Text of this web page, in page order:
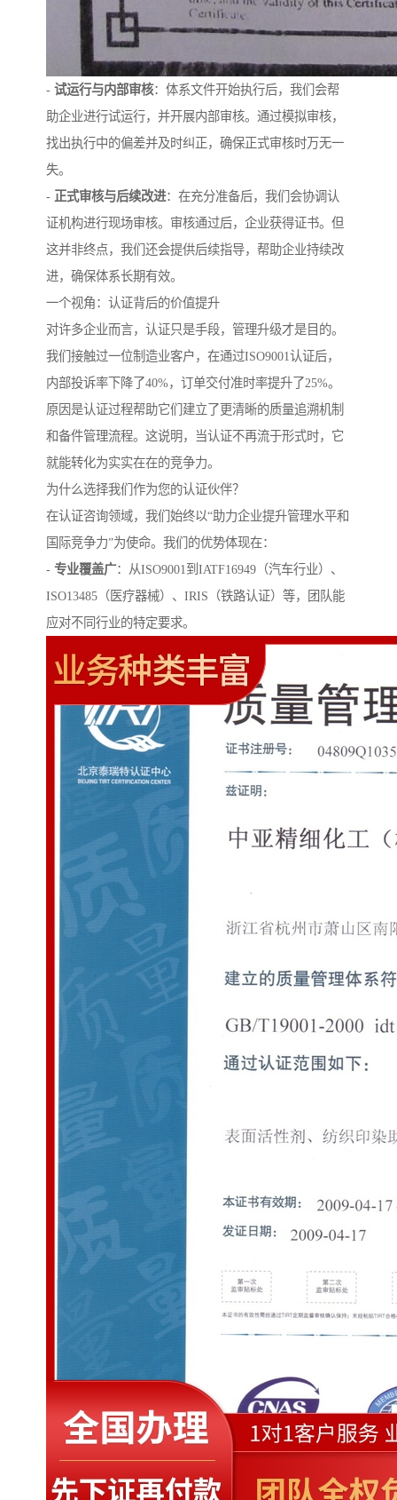
- 试运行与内部审核：体系文件开始执行后，我们会帮
助企业进行试运行，并开展内部审核。通过模拟审核，
找出执行中的偏差并及时纠正，确保正式审核时万无一
失。
- 正式审核与后续改进：在充分准备后，我们会协调认
证机构进行现场审核。审核通过后，企业获得证书。但
这并非终点，我们还会提供后续指导，帮助企业持续改
进，确保体系长期有效。
一个视角：认证背后的价值提升
对许多企业而言，认证只是手段，管理升级才是目的。
我们接触过一位制造业客户，在通过ISO9001认证后，
内部投诉率下降了40%，订单交付准时率提升了25%。
原因是认证过程帮助它们建立了更清晰的质量追溯机制
和备件管理流程。这说明，当认证不再流于形式时，它
就能转化为实实在在的竞争力。
为什么选择我们作为您的认证伙伴？
在认证咨询领域，我们始终以“助力企业提升管理水平和
国际竞争力”为使命。我们的优势体现在：
- 专业覆盖广：从ISO9001到IATF16949（汽车行业）、
ISO13485（医疗器械）、IRIS（铁路认证）等，团队能
应对不同行业的特定要求。